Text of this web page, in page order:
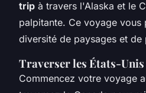
trip à travers l'Alaska et le
palpitante. Ce voyage vous
diversité de paysages et de
Traverser les États-Unis
Commencez votre voyage